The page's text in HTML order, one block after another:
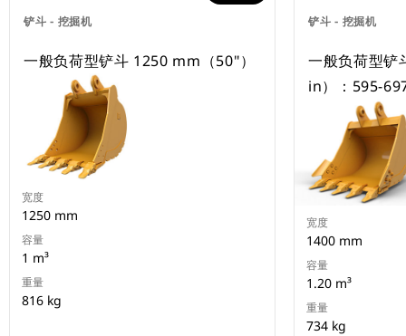
铲斗 - 挖掘机
一般负荷型铲斗 1250 mm（50"）
宽度
1250 mm
容量
1 m³
重量
816 kg
铲斗 - 挖掘机
一般负荷型
in）：595-
宽度
1400 mm
容量
1.20 m³
重量
734 kg